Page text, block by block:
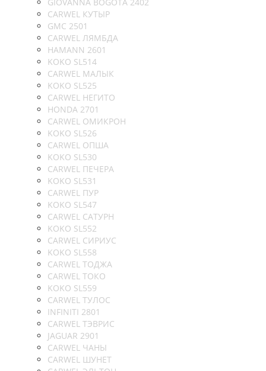
CARWEL КУТЫР
GMC 2501
CARWEL ЛЯМБДА
HAMANN 2601
KOKO SL514
CARWEL МАЛЫК
KOKO SL525
CARWEL НЕГИТО
HONDA 2701
CARWEL ОМИКРОН
KOKO SL526
CARWEL ОПША
KOKO SL530
CARWEL ПЕЧЕРА
KOKO SL531
CARWEL ПУР
KOKO SL547
CARWEL САТУРН
KOKO SL552
CARWEL СИРИУС
KOKO SL558
CARWEL ТОДЖА
CARWEL ТОКО
KOKO SL559
CARWEL ТУЛОС
INFINITI 2801
CARWEL ТЭВРИС
JAGUAR 2901
CARWEL ЧАНЫ
CARWEL ШУНЕТ